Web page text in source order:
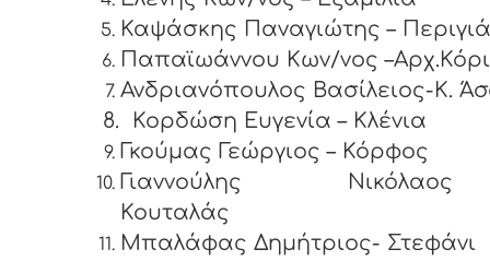
Καψάσκης Παναγιώτης –
Παπαϊωάννου Κων/νος
Ανδριανόπουλος Βασίλειος-K.
8.
Κορδώση Ευγενία – Κλένια
Γκούμας Γεώργιος – Κόρφος
Γιαννούλης
Μπαλάφας Δημήτριος- Στεφάνι